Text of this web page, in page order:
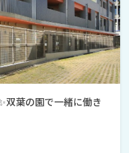
双葉の園で一緒に働き